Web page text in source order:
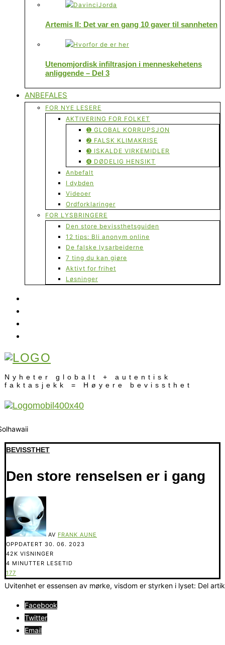
Artemis II: Det var en gang 10 gaver til sannheten
Utenomjordisk infiltrasjon i menneskehetens
anliggende – Del 3
ANBEFALES
FOR NYE LESERE
AKTIVERING FOR FOLKET
➊ GLOBAL KORRUPSJON
➋ FALSK KLIMAKRISE
➌ ISKALDE VIRKEMIDLER
➍ DØDELIG HENSIKT
Anbefalt
I dybden
Videoer
Ordforklaringer
FOR LYSBRINGERE
Den store bevissthetsguiden
12 tips: Bli anonym online
De falske lysarbeiderne
7 ting du kan gjøre
Aktivt for frihet
Løsninger
Nyheter globalt + autentisk
faktasjekk = Høyere bevissthet
BEVISSTHET
Den store renselsen er i gang
AV FRANK AUNE
OPPDATERT 30. 06. 2023
42K VISNINGER
4 MINUTTER LESETID
177
Uvitenhet er essensen av mørke, visdom er styrken i lyset: Del
Facebook
Twitter
Email